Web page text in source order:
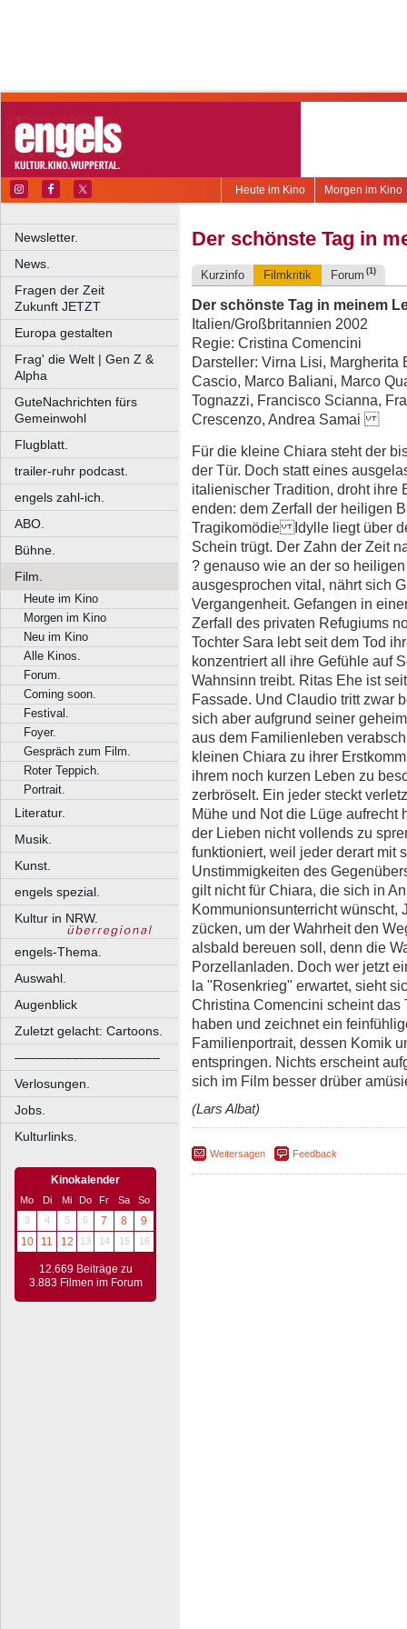
Morgen im Kino
Heute im Kino
Newsletter.
News.
Fragen der Zeit
Zukunft JETZT
Europa gestalten
Frag' die Welt | Gen Z &
Alpha
GuteNachrichten fürs
Gemeinwohl
Flugblatt.
trailer-ruhr podcast.
engels zahl-ich.
ABO.
Bühne.
Film.
Heute im Kino
Morgen im Kino
Neu im Kino
Alle Kinos.
Forum.
Coming soon.
Festival.
Foyer.
Gespräch zum Film.
Roter Teppich.
Portrait.
Literatur.
Musik.
Kunst.
engels spezial.
Kultur in NRW.
engels-Thema.
Auswahl.
Augenblick
Zuletzt gelacht: Cartoons.
––––––––––––––––––––
Verlosungen.
Jobs.
Kulturlinks.
Kinokalender
Mo Di Mi Do Fr Sa
So
3
4 5 6 7 8
9
10
11 12 13 14 15 16
12.669 Beiträge zu
3.883 Filmen im Forum
Der schönste Tag in
Kurzinfo Filmkritik Forum (1)
Der schönste Tag in meinem
Italien/Großbritannien 2002
Regie: Cristina Comencini
Darsteller: Virna Lisi,
Cascio, Marco Baliani, Marco
Tognazzi, Francisco Scianna,
Crescenzo, Andrea Samai
Für die kleine Chiara steht der
der Tür. Doch statt eines
italienischer Tradition, droht ihre
enden: dem Zerfall der heiligen
Tragikomödie Idylle liegt über
Schein trügt. Der Zahn der Zeit
? genauso wie an der so
ausgesprochen vital, nährt sich
Vergangenheit. Gefangen in
Zerfall des privaten Refugiums
Tochter Sara lebt seit dem Tod
konzentriert all ihre Gefühle auf
Wahnsinn treibt. Ritas Ehe ist
Fassade. Und Claudio tritt zwar
sich aber aufgrund seiner
aus dem Familienleben
kleinen Chiara zu ihrer
ihrem noch kurzen Leben zu
zerbröselt. Ein jeder steckt
Mühe und Not die Lüge aufrecht
der Lieben nicht vollends zu
funktioniert, weil jeder derart mit
Unstimmigkeiten des
gilt nicht für Chiara, die sich in
Kommunionsunterricht wünscht,
zücken, um der Wahrheit den
alsbald bereuen soll, denn die
Porzellanladen. Doch wer jetzt
la "Rosenkrieg" erwartet, sieht
Christina Comencini scheint das
haben und zeichnet ein
Familienportrait, dessen Komik
entspringen. Nichts erscheint
sich im Film besser drüber
(Lars Albat)
Weitersagen Feedback